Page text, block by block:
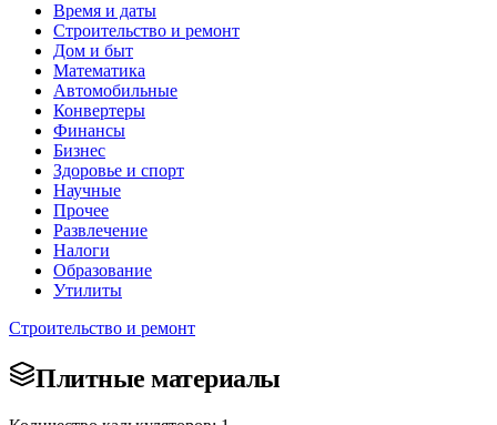
Время и даты
Строительство и ремонт
Дом и быт
Математика
Автомобильные
Конвертеры
Финансы
Бизнес
Здоровье и спорт
Научные
Прочее
Развлечение
Налоги
Образование
Утилиты
Строительство и ремонт
Плитные материалы